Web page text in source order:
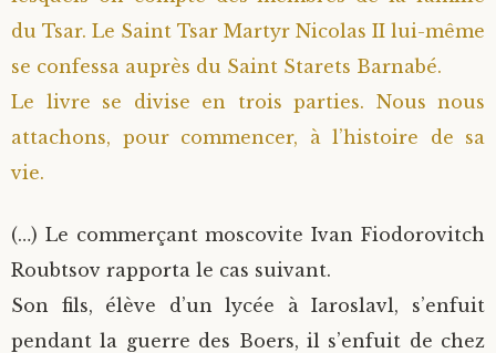
du Tsar. Le Saint Tsar Martyr Nicolas II lui-même
se confessa auprès du Saint Starets Barnabé.
Le livre se divise en trois parties. Nous nous
attachons, pour commencer, à l’histoire de sa
vie.
(…) Le commerçant moscovite Ivan Fiodorovitch
Roubtsov rapporta le cas suivant.
Son fils, élève d’un lycée à Iaroslavl, s’enfuit
pendant la guerre des Boers, il s’enfuit de chez